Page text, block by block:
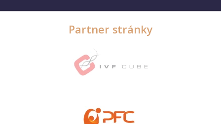
Partner stránky